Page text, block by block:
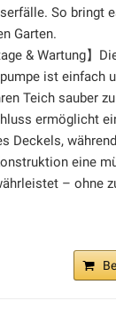
So bringt
Garten.
& Wartung】
ist einfach
Teich sauber
ermöglicht
Deckels,
eine
– ohne